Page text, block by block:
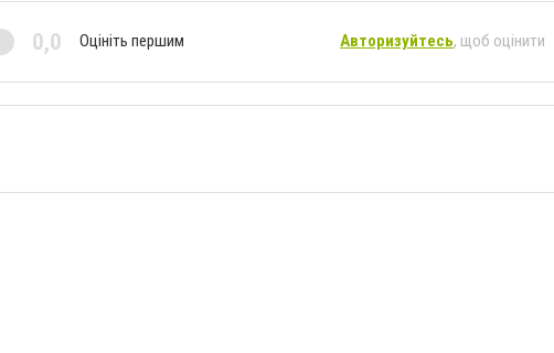
0,0 Оцініть першим Авторизуйтесь, щоб оцінити